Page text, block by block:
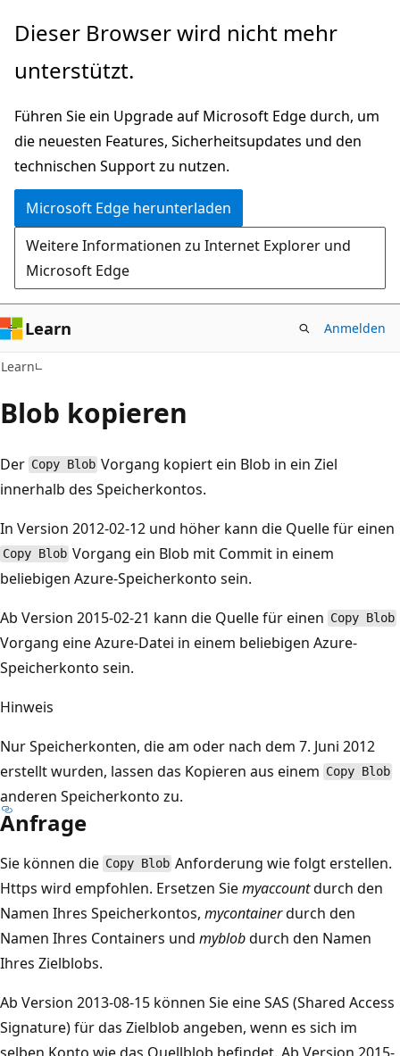
Zu
wechseln
Dieser Browser wird nicht mehr
unterstützt.
Führen Sie ein Upgrade auf Microsoft Edge durch, um
die neuesten Features, Sicherheitsupdates und den
technischen Support zu nutzen.
Microsoft Edge herunterladen
Weitere Informationen zu Internet Explorer und
Microsoft Edge
Learn Anmelden
Learn
Blob kopieren
Der Copy Blob Vorgang kopiert ein Blob in ein Ziel
innerhalb des Speicherkontos.
In Version 2012-02-12 und höher kann die Quelle für einen
Copy Blob Vorgang ein Blob mit Commit in einem
beliebigen Azure-Speicherkonto sein.
Ab Version 2015-02-21 kann die Quelle für einen Copy Blob
Vorgang eine Azure-Datei in einem beliebigen Azure-
Speicherkonto sein.
Hinweis
Nur Speicherkonten, die am oder nach dem 7. Juni 2012
erstellt wurden, lassen das Kopieren aus einem Copy Blob
anderen Speicherkonto zu.
Anfrage
Sie können die Copy Blob Anforderung wie folgt erstellen.
Https wird empfohlen. Ersetzen Siemyaccountdurch den
Namen Ihres Speicherkontos, mycontainerdurch den
Namen Ihres Containers und myblobdurch den Namen
Ihres Zielblobs.
Ab Version 2013-08-15 können Sie eine SAS (Shared Access
Signature) für das Zielblob angeben, wenn es sich im
selben Konto wie das Quellblob befindet. Ab Version 2015-